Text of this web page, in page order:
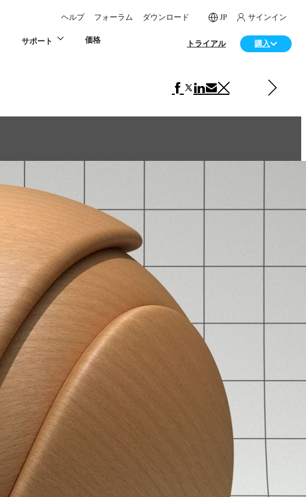
ヘルプ フォーラム ダウンロード JP サインイン
サポート 価格 トライアル 購入
Beech Gloss 1